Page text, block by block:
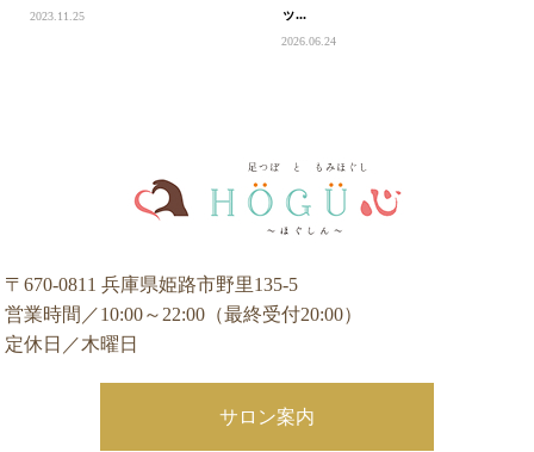
2023.11.25
ッ...
2026.06.24
〒670-0811 兵庫県姫路市野里135-5
営業時間／10:00～22:00（最終受付20:00）
定休日／木曜日
サロン案内